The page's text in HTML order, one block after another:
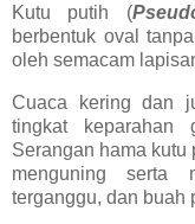
Kutu putih (
berbentuk oval
oleh semacam
Cuaca kering dan
tingkat keparahan
Serangan hama kutu
menguning serta
terganggu, dan buah